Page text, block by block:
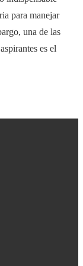
para manejar
una de las
es el